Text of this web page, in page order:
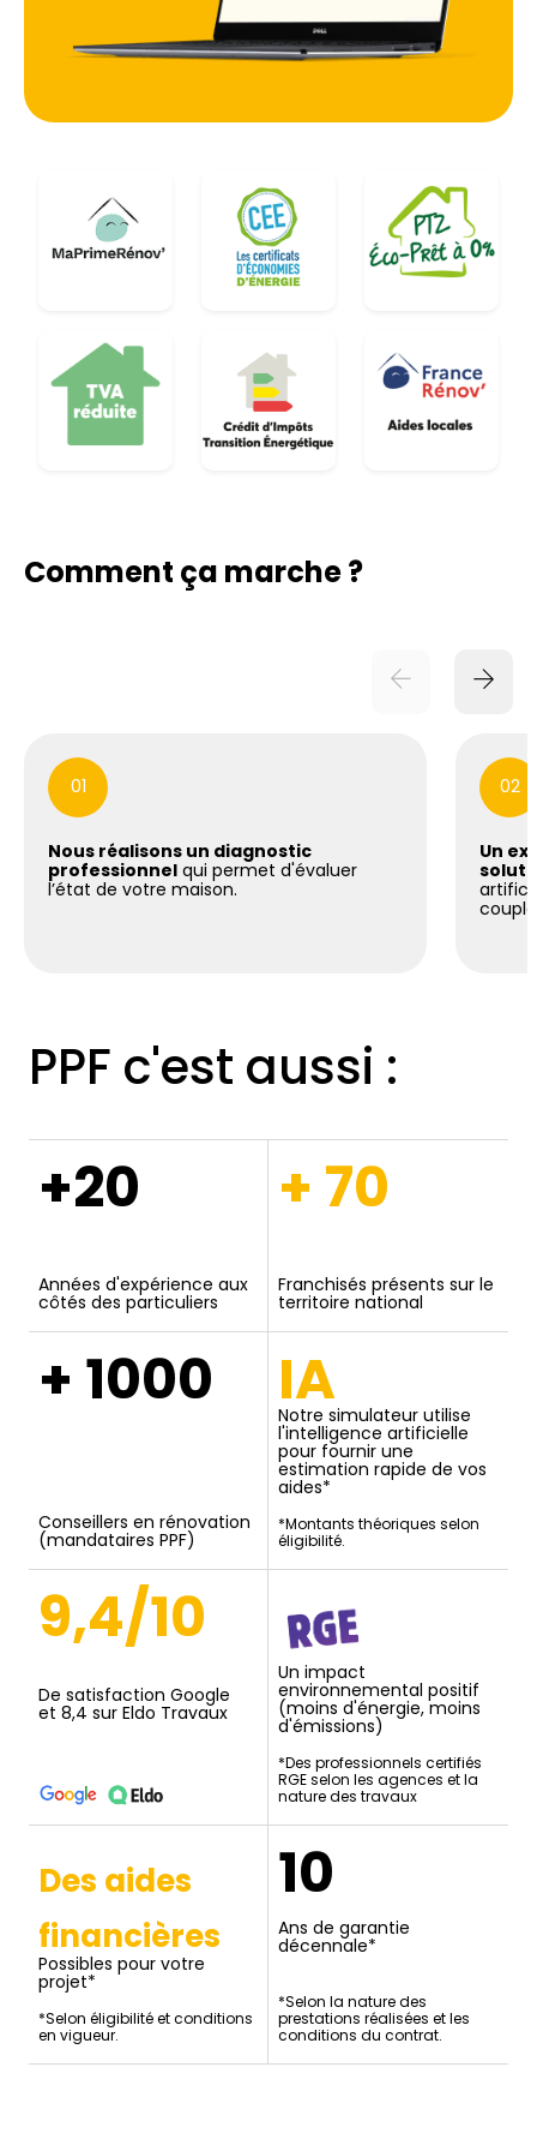
maisons individuelles ou de bâtiments plus
anciens nécessitant une attention particulière.
Comment ça marche ?
01
Nous réalisons un diagnostic
professionnel qui permet d'évaluer
l’état de votre maison.
02
Un
PPF c'est aussi :
+20
Années d'expérience aux
côtés des particuliers
+ 70
Franchisés présents sur le
territoire national
+ 1000
Conseillers en rénovation
(mandataires PPF)
IA
Notre simulateur utilise
l'intelligence artificielle
pour fournir une
estimation rapide de vos
aides*
*Montants théoriques selon
éligibilité.
9,4/10
De satisfaction Google
et 8,4 sur Eldo Travaux
Un impact
environnemental positif
(moins d'énergie, moins
d'émissions)
*Des professionnels certifiés
RGE selon les agences et la
nature des travaux
Des aides
financières
Possibles pour votre
projet*
*Selon éligibilité et conditions
en vigueur.
10
Ans de garantie
décennale*
*Selon la nature des
prestations réalisées et les
conditions du contrat.